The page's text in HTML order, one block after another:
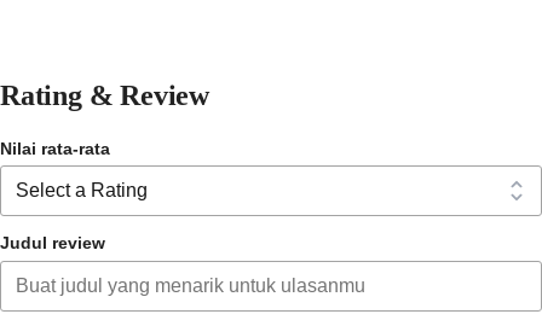
Rating & Review
Nilai rata-rata
Judul review